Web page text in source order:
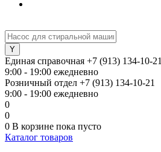
Единая справочная +7 (913) 134-10-21
9:00 - 19:00 ежедневно
Розничный отдел +7 (913) 134-10-21
9:00 - 19:00 ежедневно
0
0
0 В корзине пока пусто
Каталог товаров